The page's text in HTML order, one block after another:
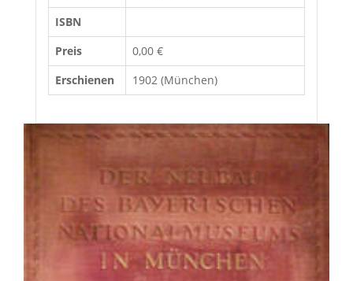
ISBN
Preis
0,00 €
Erschienen
1902 (München)